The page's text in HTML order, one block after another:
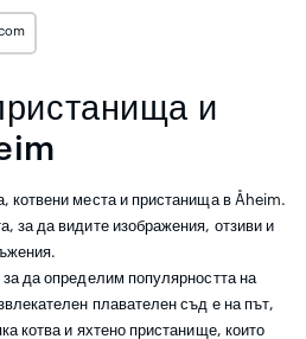
и
котвени места и пристанища в Åheim.
за да видите изображения, отзиви и
да определим популярността на
плавателен съд е на път,
котва и яхтено пристанище, които